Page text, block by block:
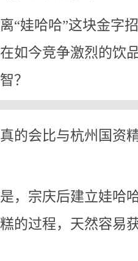
“娃哈哈”这块金字
如今竞争激烈的饮
？
的会比与杭州国资
，宗庆后建立娃哈
的过程，天然容易